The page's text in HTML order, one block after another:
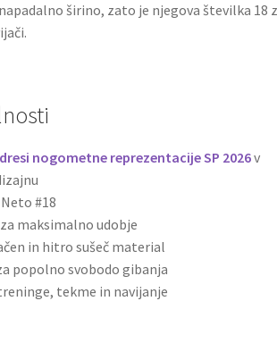
širino, zato je njegova številka 18
nogometne reprezentacije SP 2026v
#18
maksimalno udobje
in hitro sušeč material
popolno svobodo gibanja
tekme in navijanje